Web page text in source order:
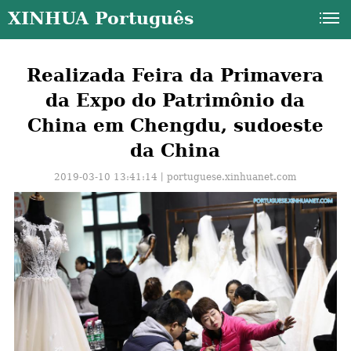
XINHUA Português
Realizada Feira da Primavera
da Expo do Patrimônio da
China em Chengdu, sudoeste
da China
2019-03-10 13:41:14丨portuguese.xinhuanet.com